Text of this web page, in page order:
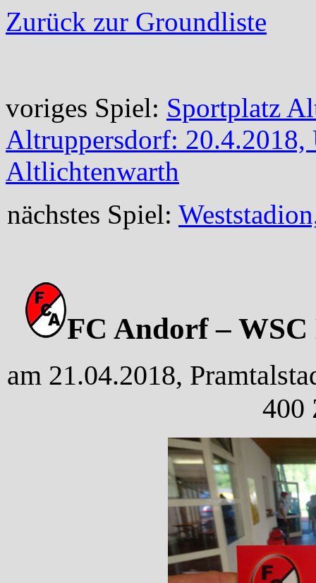
Zurück zur Groundliste
voriges Spiel: Sportplatz
Altruppersdorf:
Altlichtenwarth
nächstes Spiel:
FC Andorf –
am 21.04.2018,
400